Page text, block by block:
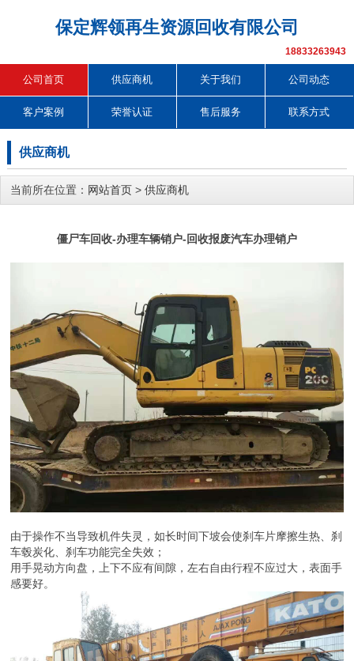
保定辉领再生资源回收有限公司
18833263943
公司首页 供应商机 关于我们 公司动态
客户案例 荣誉认证 售后服务 联系方式
供应商机
当前所在位置： 网站首页 > 供应商机
僵尸车回收-办理车辆销户-回收报废汽车办理销户
由于操作不当导致机件失灵，如长时间下坡会使刹车片摩擦生热、刹
车毂炭化、刹车功能完全失效；
用手晃动方向盘，上下不应有间隙，左右自由行程不应过大，表面手
感要好。